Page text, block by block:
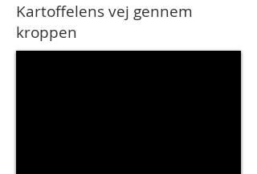
Kartoffelensvej gennem
kroppen